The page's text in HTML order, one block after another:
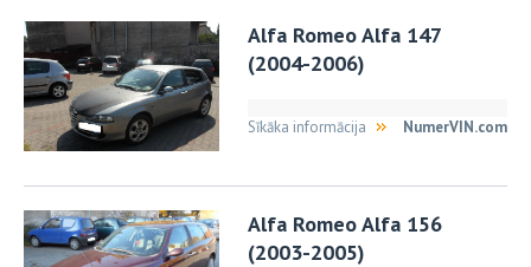
Alfa Romeo Alfa 147
(2004-2006)
NumerVIN.com
Sīkāka informācija
Alfa Romeo Alfa 156
(2003-2005)